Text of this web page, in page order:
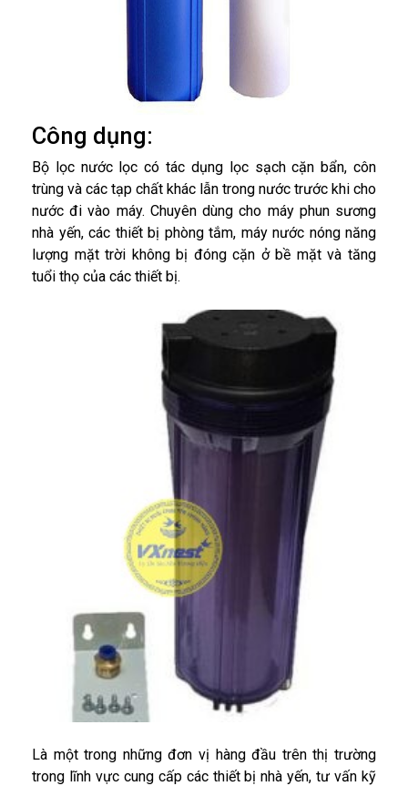
Công dụng:
Bộ lọc nước lọc có tác dụng lọc sạch cặn bẩn, côn
trùng và các tạp chất khác lẫn trong nước trước khi cho
nước đi vào máy. Chuyên dùng cho máy phun sương
nhà yến, các thiết bị phòng tắm, máy nước nóng năng
lượng mặt trời không bị đóng cặn ở bề mặt và tăng
tuổi thọ của các thiết bị.
Là một trong những đơn vị hàng đầu trên thị trường
trong lĩnh vực cung cấp các thiết bị nhà yến, tư vấn kỹ